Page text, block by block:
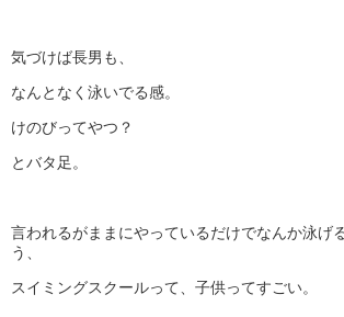
気づけば長男も、
なんとなく泳いでる感。
けのびってやつ？
とバタ足。
言われるがままにやっているだけでなんか泳げ
う、
スイミングスクールって、子供ってすごい。